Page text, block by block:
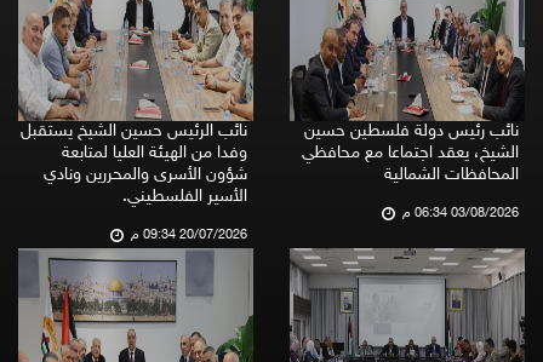
نائب رئيس دولة فلسطين حسين
الشيخ، يعقد اجتماعا مع محافظي
المحافظات الشمالية
03/08/2026 06:34 م
نائب الرئيس حسين الشيخ يستقبل
وفدا من الهيئة العليا لمتابعة
شؤون الأسرى والمحررين ونادي
الأسير الفلسطيني.
20/07/2026 09:34 م